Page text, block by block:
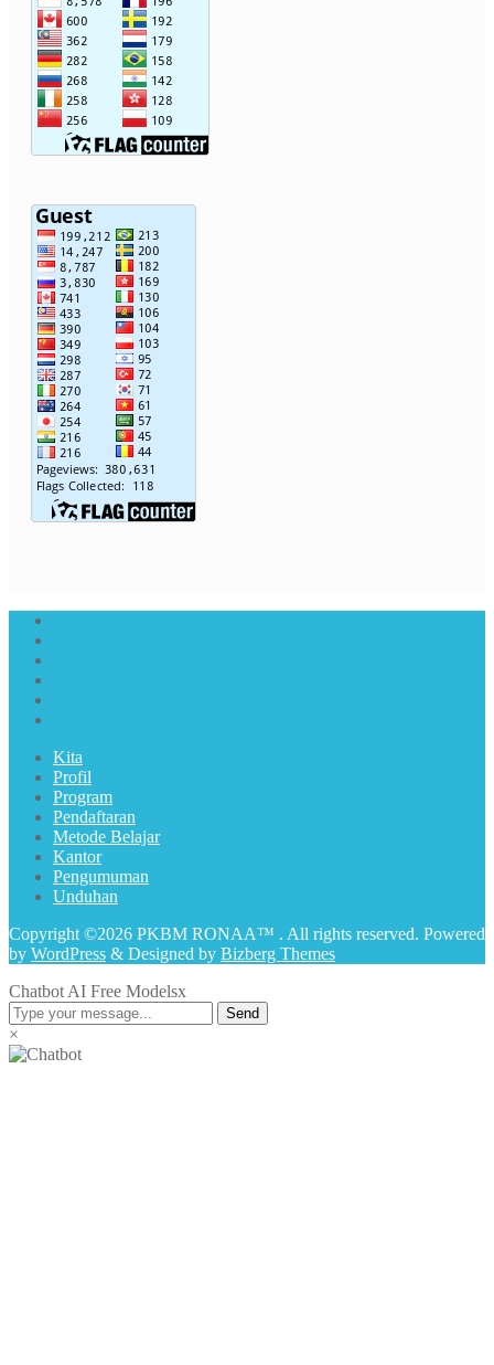
Kita
Profil
Program
Pendaftaran
Metode Belajar
Kantor
Pengumuman
Unduhan
Copyright ©2026 PKBM RONAA™ . All rights reserved. Powered
by WordPress & Designed by Bizberg Themes
Chatbot AI Free Modelsx
Send
×